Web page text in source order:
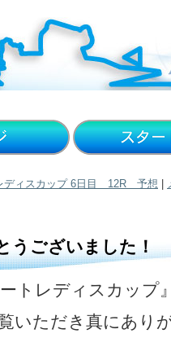
ディスカップ 6日目 12R 予想
うございました！
ートレディスカップ
いただき真にあり